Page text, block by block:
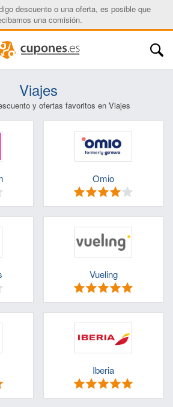
descuento o una oferta, es posible que
una comisión.
Viajes
y ofertas favoritos en Viajes
Omio
Vueling
Iberia